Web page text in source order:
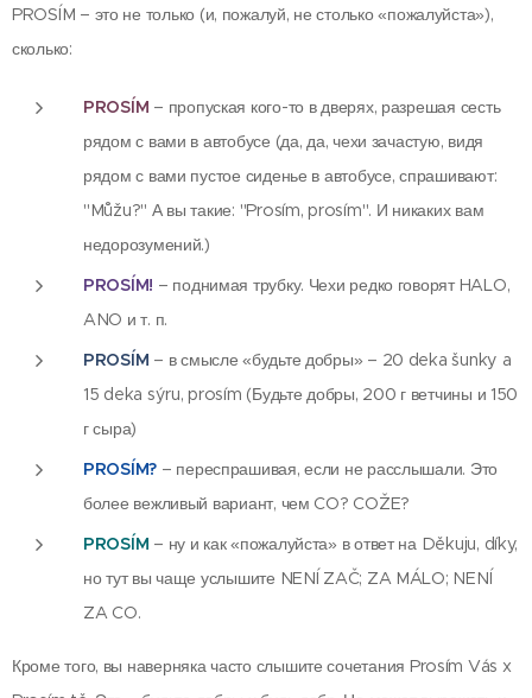
PROSÍM – это не только (и, пожалуй, не столько «пожалуйста»),
сколько:
PROSÍM – пропуская кого-то в дверях, разрешая сесть
рядом с вами в автобусе (да, да, чехи зачастую, видя
рядом с вами пустое сиденье в автобусе, спрашивают:
"Můžu?" А вы такие: "Prosím, prosím". И никаких вам
недорозумений.)
PROSÍM! – поднимая трубку. Чехи редко говорят HALO,
ANO и т. п.
PROSÍM – в смысле «будьте добры» – 20 deka šunky a
15 deka sýru, prosím (Будьте добры, 200 г ветчины и 150
г сыра)
PROSÍM? – переспрашивая, если не расслышали. Это
более вежливый вариант, чем CO? COŽE?
PROSÍM – ну и как «пожалуйста» в ответ на Děkuju, díky,
но тут вы чаще услышите NENÍ ZAČ; ZA MÁLO; NENÍ
ZA CO.
Кроме того, вы наверняка часто слышите сочетания Prosím Vás x